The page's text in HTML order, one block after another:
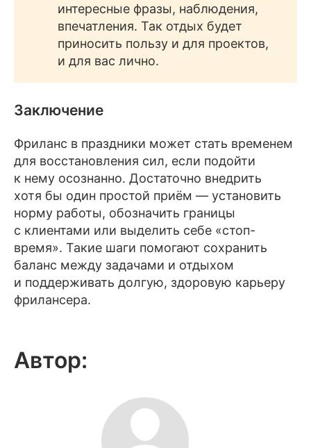
интересные фразы, наблюдения,
впечатления. Так отдых будет
приносить пользу и для проектов,
и для вас лично.
Заключение
Фриланс в праздники может стать временем
для восстановления сил, если подойти
к нему осознанно. Достаточно внедрить
хотя бы один простой приём — установить
норму работы, обозначить границы
с клиентами или выделить себе «стоп-
время». Такие шаги помогают сохранить
баланс между задачами и отдыхом
и поддерживать долгую, здоровую карьеру
фрилансера.
Автор: